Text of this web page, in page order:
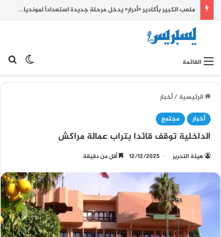
ملعب الكبير بأكادير «أدرار» يدخل مرحلة جديدة استعداداً لمونديال 2030 ويرفع سقف التحدي
القائمة
الرئيسية/أخبار
أخبار
مجتمع
الداخلية توقف قائدا بتراب عمالة مراكش
هيئة التحرير 12/12/2025 أقل من دقيقة